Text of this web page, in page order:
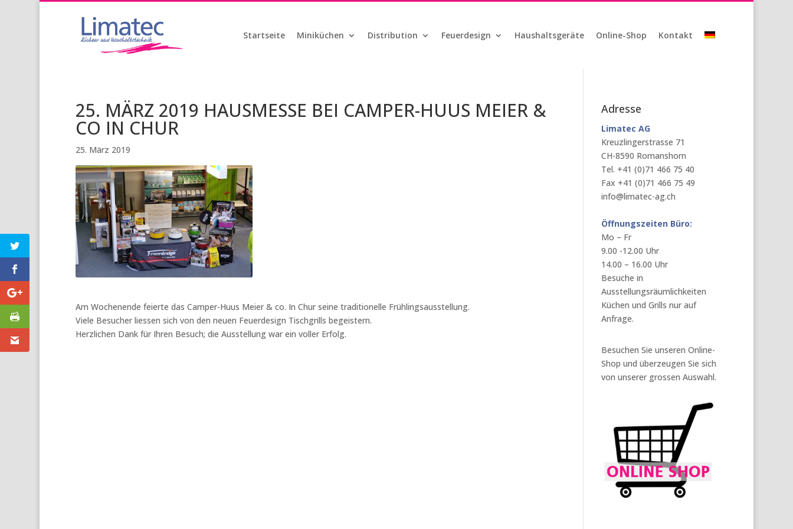
Startseite Miniküchen Distribution Feuerdesign Haushaltsgeräte Online-Shop Kontakt
25. MÄRZ 2019 HAUSMESSE BEI CAMPER-HUUS MEIER &
CO IN CHUR
25. März 2019
Am Wochenende feierte das Camper-Huus Meier & co. In Chur seine traditionelle Frühlingsausstellung.
Viele Besucher liessen sich von den neuen Feuerdesign Tischgrills begeistern.
Herzlichen Dank für Ihren Besuch; die Ausstellung war ein voller Erfolg.
Adresse
Limatec AG
Kreuzlingerstrasse 71
CH-8590 Romanshorn
Tel. +41 (0)71 466 75 40
Fax +41 (0)71 466 75 49
info@limatec-ag.ch
Öffnungszeiten Büro:
Mo – Fr
9.00 -12.00 Uhr
14.00 – 16.00 Uhr
Besuche in
Ausstellungsräumlichkeiten
Küchen und Grills nur auf
Anfrage.
Besuchen Sie unseren Online-
Shop und überzeugen Sie sich
von unserer grossen Auswahl.